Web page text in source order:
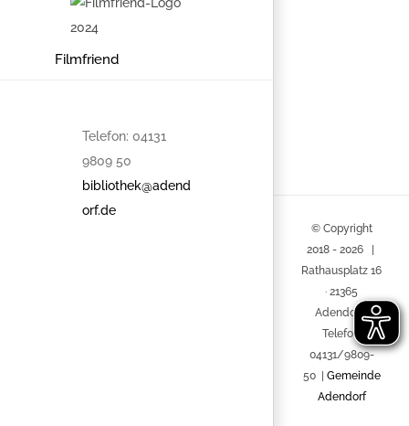
Filmfriend
Telefon: 04131
9809 50
bibliothek@adend
orf.de
© Copyright
2018 - 2026 |
Rathausplatz 16
· 21365
Adendorf ·
Telefon:
04131/9809-
50 | Gemeinde
Adendorf